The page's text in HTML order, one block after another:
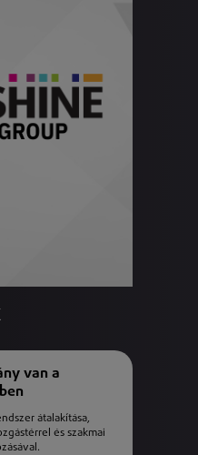
van a
átalakítása,
és szakmai